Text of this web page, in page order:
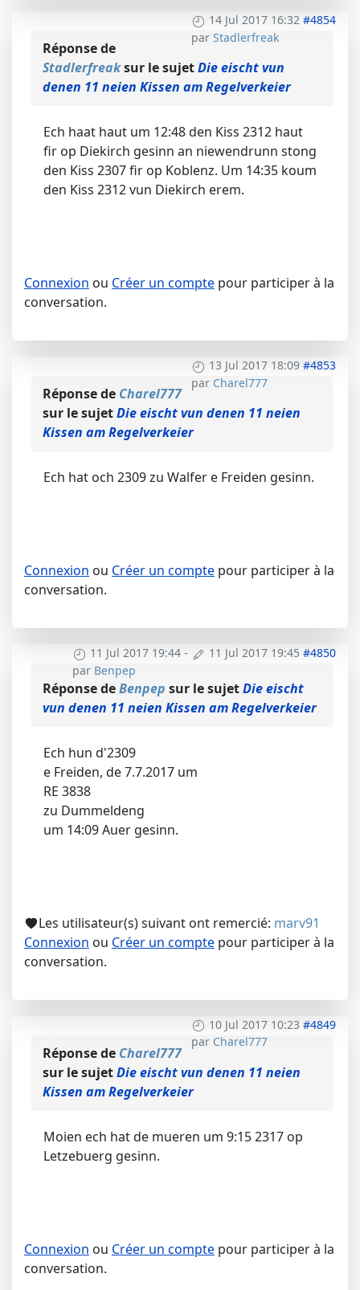
14 Jul 2017 16:32 #4854
par Stadlerfreak
Réponse de
Stadlerfreaksur le sujetDie eischt vun
denen 11 neien Kissen am Regelverkeier
Ech haat haut um 12:48 den Kiss 2312 haut
fir op Diekirch gesinn an niewendrunn stong
den Kiss 2307 fir op Koblenz. Um 14:35 koum
den Kiss 2312 vun Diekirch erem.
Connexion ou Créer un compte pour participer à la
conversation.
13 Jul 2017 18:09 #4853
par Charel777
Réponse de Charel777
sur le sujetDie eischt vun denen 11 neien
Kissen am Regelverkeier
Ech hat och 2309 zu Walfer e Freiden gesinn.
Connexion ou Créer un compte pour participer à la
conversation.
11 Jul 2017 19:44 - 11 Jul 2017 19:45 #4850
par Benpep
Réponse deBenpep sur le sujetDie eischt
vun denen 11 neien Kissen am Regelverkeier
Ech hun d'2309
e Freiden, de 7.7.2017 um
RE 3838
zu Dummeldeng
um 14:09 Auer gesinn.
Les utilisateur(s) suivant ont remercié: marv91
Connexion ou Créer un compte pour participer à la
conversation.
10 Jul 2017 10:23 #4849
par Charel777
Réponse de Charel777
sur le sujetDie eischt vun denen 11 neien
Kissen am Regelverkeier
Moien ech hat de mueren um 9:15 2317 op
Letzebuerg gesinn.
Connexion ou Créer un compte pour participer à la
conversation.